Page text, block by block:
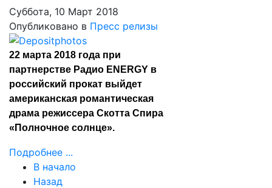
Суббота, 10 Март 2018
Опубликовано в Пресс релизы
22 марта 2018 года при
партнерстве Радио ENERGY в
российский прокат выйдет
американская романтическая
драма режиссера Скотта Спира
«Полночное солнце».
Подробнее ...
В начало
Назад